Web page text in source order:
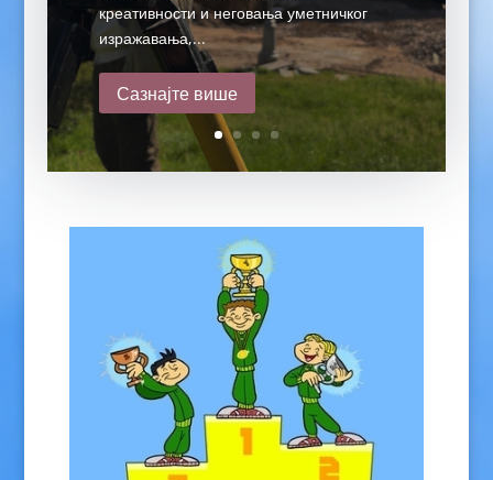
креативности и неговања уметничког
изражавања,...
Сазнајте више